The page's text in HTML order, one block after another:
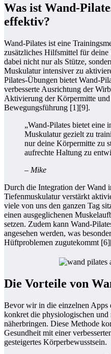
Was ist Wand-
effektiv?
Wand-Pilates ist eine
zusätzliches Hilfsmittel für
dabei nicht nur als Stütze,
Muskulatur intensiver zu
Pilates-Übungen bietet Wand-
verbesserte Ausrichtung der
Aktivierung der Körpermitte
Bewegungsführung [1][9].
„Wand-Pilates bietet
Muskulatur gezielt zu
nur deine Körpermitte zu
aufrechte Haltung zu
– Mike
Durch die Integration der Wand
Tiefenmuskulatur verstärkt
viele von uns den ganzen Tag
einen ausgeglichenen
setzen. Zudem kann Wand-
angesehen werden, was
Hüftproblemen zugutekommt
Die Vorteile von
Bevor wir in die einzelnen Apps
konkret die physiologischen und
näherbringen. Diese Methode
Gesundheit mit einer
gesteigertes Körperbewusstsein.